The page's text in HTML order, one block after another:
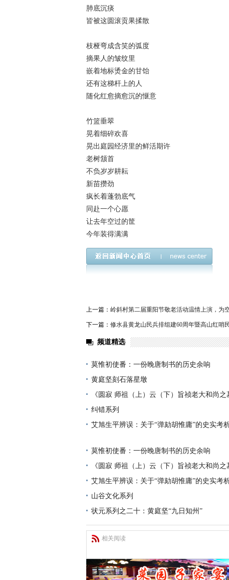
肺底沉痰
皆被这圆滚贡果揉散
枝桠弯成含笑的弧度
摘果人的皱纹里
嵌着地标烫金的甘饴
还有这梯杆上的人
随化红愈摘愈沉的惬意
竹篮垂翠
晃着细碎欢喜
晃出庭园经济里的鲜活期许
老树颔首
不负岁岁耕耘
新苗攒劲
疯长着蓬勃底气
同赴一个心愿
让去年空过的筐
今年装得满满
上一篇： 岭斜村第二届重阳节敬老活动温情上演，为
下一篇： 修水县黄龙山民兵排组建60周年暨高山红哨
频道精选
莫惟初使番：一份晚唐制书的历史余响
黄庭坚刻石落星墩
《圆寂 师祖（上）云（下）旨祯老大和尚
纠错系列
艾旭生平辨误：关于“弹劾胡惟庸”的史实考
莫惟初使番：一份晚唐制书的历史余响
《圆寂 师祖（上）云（下）旨祯老大和尚
艾旭生平辨误：关于“弹劾胡惟庸”的史实考
山谷文化系列
状元系列之二十：黄庭坚“九日知州”
相关阅读